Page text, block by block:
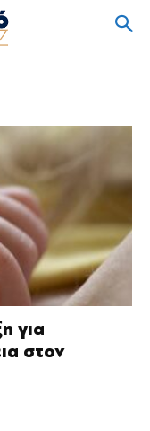
για
στον